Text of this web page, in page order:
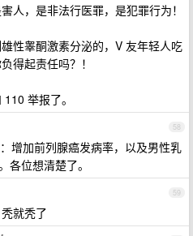
人，是非法行医罪，是犯罪行为！
性睾酮激素分泌的，V 友年轻人吃
得起责任吗？！
举报了。
58
增加前列腺癌发病率，以及男性乳
各位想清楚了。
59
就秃了